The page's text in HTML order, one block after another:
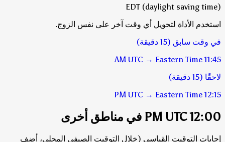
EDT (daylight saving time)
استخدم الأداة لتحويل أي وقت آخر على نفس الزوج.
في وقت سابق (15 دقيقة)
11:45 AM
UTC → Eastern Time
لاحقًا (15 دقيقة)
12:15 PM
UTC → Eastern Time
12:00 PM UTC في مناطق أخرى
إجابات التوقيت القياسي (خلال التوقيت الصيفي المحلي، أضف